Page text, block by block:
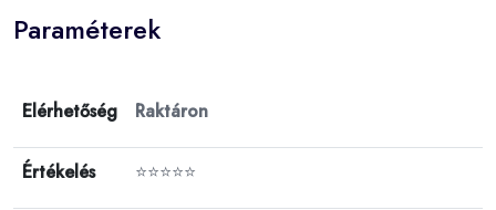
Paraméterek
Elérhetőség Raktáron
Értékelés ⭐⭐⭐⭐⭐